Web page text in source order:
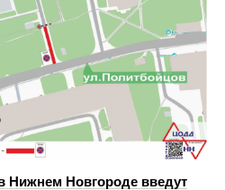
Нижнем Новгороде введут